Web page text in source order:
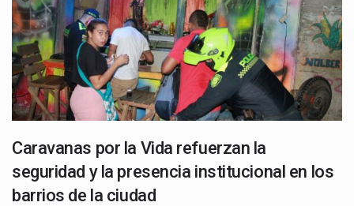
Caravanas por la Vida refuerzan la
seguridad y la presencia institucional en los
barrios de la ciudad